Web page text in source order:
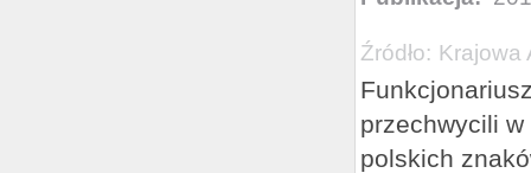
Źródło: Krajowa
przechwycili
polskich